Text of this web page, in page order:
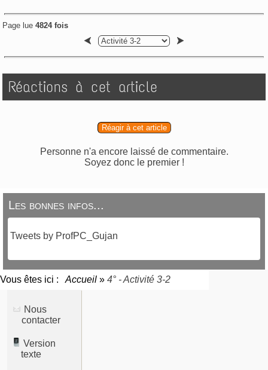
Page lue 4824 fois
Réactions à cet article
Réagir à cet article
Personne n'a encore laissé de commentaire.
Soyez donc le premier !
Les bonnes infos...
Tweets by ProfPC_Gujan
Vous êtes ici : Accueil » 4° - Activité 3-2
Nous
contacter
Version
texte